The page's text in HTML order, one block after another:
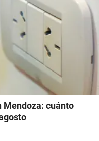
cuánto